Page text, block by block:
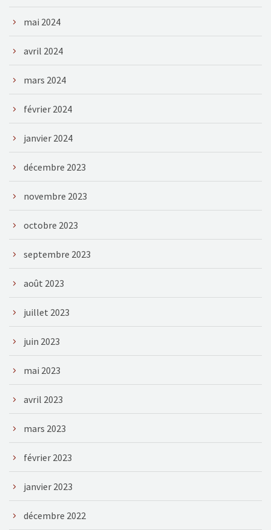
mai 2024
avril 2024
mars 2024
février 2024
janvier 2024
décembre 2023
novembre 2023
octobre 2023
septembre 2023
août 2023
juillet 2023
juin 2023
mai 2023
avril 2023
mars 2023
février 2023
janvier 2023
décembre 2022